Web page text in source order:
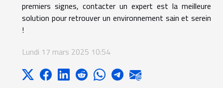
premiers signes, contacter un expert est la meilleure
solution pour retrouver un environnement sain et serein
!
Lundi 17 mars 2025 10:54